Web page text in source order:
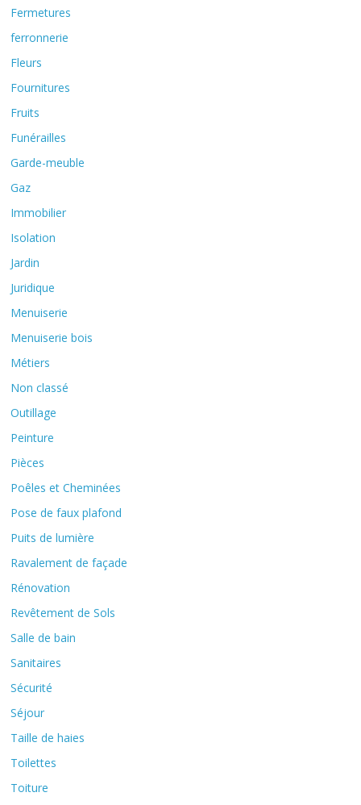
Fermetures
ferronnerie
Fleurs
Fournitures
Fruits
Funérailles
Garde-meuble
Gaz
Immobilier
Isolation
Jardin
Juridique
Menuiserie
Menuiserie bois
Métiers
Non classé
Outillage
Peinture
Pièces
Poêles et Cheminées
Pose de faux plafond
Puits de lumière
Ravalement de façade
Rénovation
Revêtement de Sols
Salle de bain
Sanitaires
Sécurité
Séjour
Taille de haies
Toilettes
Toiture